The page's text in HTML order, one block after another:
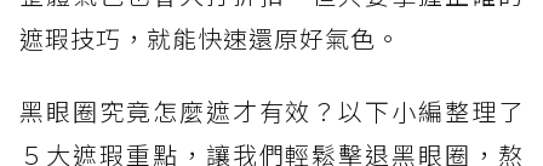
遮瑕技巧，就能快速還原好氣色。
黑眼圈究竟怎麼遮才有效？以下小編整理了
５大遮瑕重點，讓我們輕鬆擊退黑眼圈，熬